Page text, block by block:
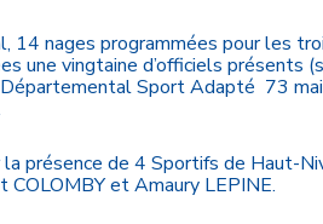
14 nages programmées pour les
une vingtaine d’officiels présents
Sport Adapté 73
présence de 4 Sportifs de Haut-
COLOMBY et Amaury LEPINE.